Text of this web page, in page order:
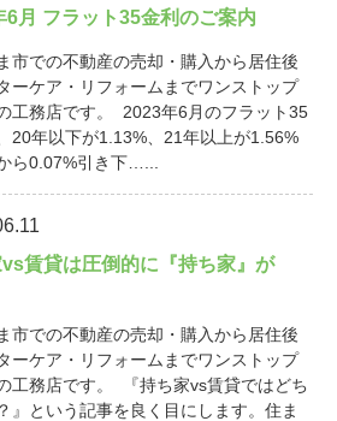
6月 フラット35金利のご案内
市での不動産の売却・購入から居住後
ーケア・リフォームまでワンストップ
工務店です。 2023年6月のフラット35
20年以下が1.13%、21年以上が1.56%
ら0.07%引き下…...
賃貸は圧倒的に『持ち家』が
市での不動産の売却・購入から居住後
ーケア・リフォームまでワンストップ
工務店です。 『持ち家vs賃貸ではどち
』という記事を良く目にします。住ま